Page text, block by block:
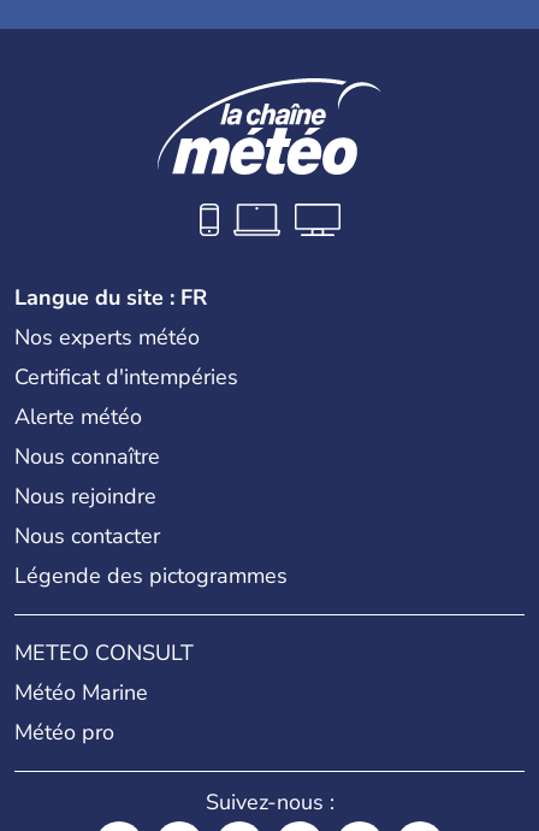
Langue du site : FR
Nos experts météo
Certificat d'intempéries
Alerte météo
Nous connaître
Nous rejoindre
Nous contacter
Légende des pictogrammes
METEO CONSULT
Météo Marine
Météo pro
Suivez-nous :